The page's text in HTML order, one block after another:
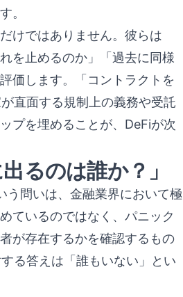
。
けではありません。彼らは
を止めるのか」「過去に同様
価します。「コントラクトを
直面する規制上の義務や受託
プを埋めることが、DeFiが次
るのは誰か？」
う問いは、金融業界において極
ているのではなく、パニック
が存在するかを確認するもの
る答えは「誰もいない」とい